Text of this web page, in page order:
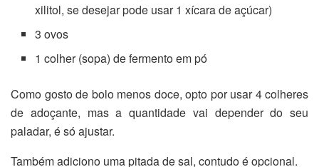
xilitol, se desejar pode usar 1 xícara de açúcar)
3 ovos
1 colher (sopa) de fermento em pó
Como gosto de bolo menos doce, opto por usar 4 colheres
de adoçante, mas a quantidade vai depender do seu
paladar, é só ajustar.
Também adiciono uma pitada de sal, contudo é opcional.